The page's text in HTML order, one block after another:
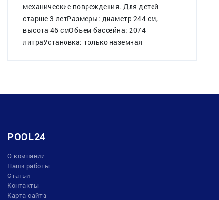
механические повреждения. Для детей
старше 3 летРазмеры: диаметр 244 см,
высота 46 смОбъем бассейна: 2074
литраУстановка: только наземная
POOL24
О компании
Наши работы
Статьи
Контакты
Карта сайта